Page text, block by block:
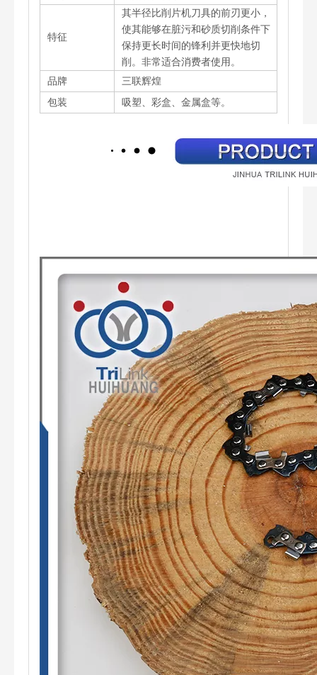
特征
其半径比削片机刀具的前刃更小，
使其能够在脏污和砂质切削条件下
保持更长时间的锋利并更快地切
削。非常适合消费者使用。
品牌
三联辉煌
包装
吸塑、彩盒、金属盒等。